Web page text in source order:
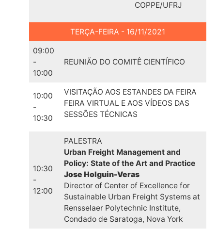
COPPE/UFRJ
TERÇA-FEIRA - 16/11/2021
09:00
-
10:00
REUNIÃO DO COMITÊ CIENTÍFICO
10:00
-
10:30
VISITAÇÃO AOS ESTANDES DA FEIRA
FEIRA VIRTUAL E AOS VÍDEOS DAS
SESSÕES TÉCNICAS
10:30
-
12:00
PALESTRA
Urban Freight Management and
Policy: State of the Art and Practice
Jose Holguin-Veras
Director of Center of Excellence for
Sustainable Urban Freight Systems at
Rensselaer Polytechnic Institute,
Condado de Saratoga, Nova York